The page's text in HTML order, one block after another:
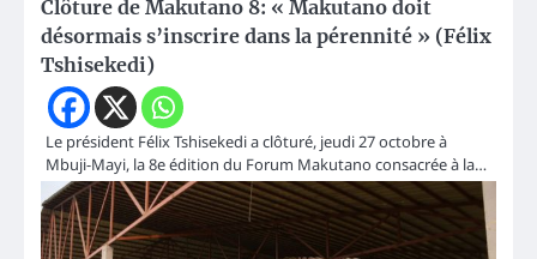
Clôture de Makutano 8: « Makutano doit
désormais s’inscrire dans la pérennité » (Félix
Tshisekedi)
Le président Félix Tshisekedi a clôturé, jeudi 27 octobre à
Mbuji-Mayi, la 8e édition du Forum Makutano consacrée à la…